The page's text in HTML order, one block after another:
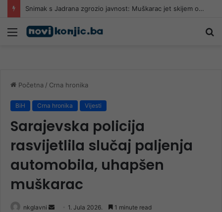
Snimak s Jadrana zgrozio javnost: Muškarac jet skijem ometao avione koji su gasili požar
Meni
Početna / Crna hronika
BiH Crna hronika Vijesti
Sarajevska policija
rasvijetlila slučaj paljenja
automobila, uhapšen
muškarac
nkglavni
Send 1. Jula 2026. 1 minute read